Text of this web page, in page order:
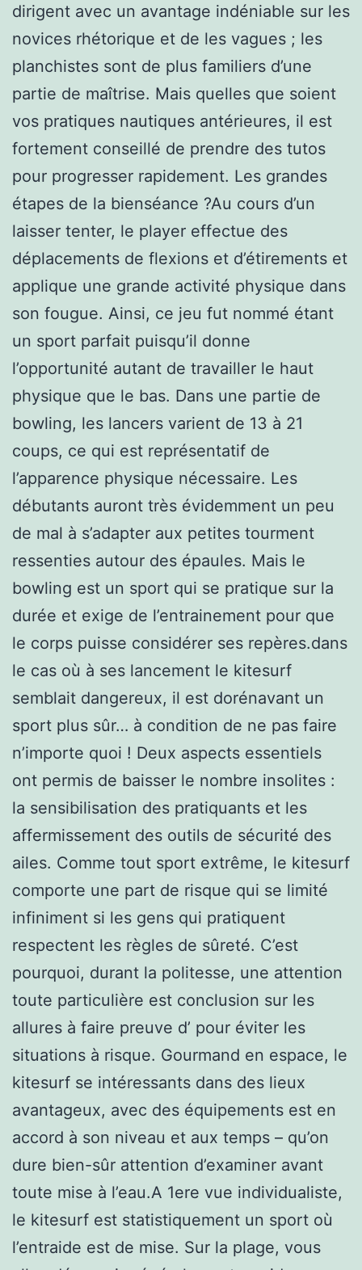
dirigent avec un avantage indéniable sur les
novices rhétorique et de les vagues ; les
planchistes sont de plus familiers d’une
partie de maîtrise. Mais quelles que soient
vos pratiques nautiques antérieures, il est
fortement conseillé de prendre des tutos
pour progresser rapidement. Les grandes
étapes de la bienséance ?Au cours d’un
laisser tenter, le player effectue des
déplacements de flexions et d’étirements et
applique une grande activité physique dans
son fougue. Ainsi, ce jeu fut nommé étant
un sport parfait puisqu’il donne
l’opportunité autant de travailler le haut
physique que le bas. Dans une partie de
bowling, les lancers varient de 13 à 21
coups, ce qui est représentatif de
l’apparence physique nécessaire. Les
débutants auront très évidemment un peu
de mal à s’adapter aux petites tourment
ressenties autour des épaules. Mais le
bowling est un sport qui se pratique sur la
durée et exige de l’entrainement pour que
le corps puisse considérer ses repères.dans
le cas où à ses lancement le kitesurf
semblait dangereux, il est dorénavant un
sport plus sûr… à condition de ne pas faire
n’importe quoi ! Deux aspects essentiels
ont permis de baisser le nombre insolites :
la sensibilisation des pratiquants et les
affermissement des outils de sécurité des
ailes. Comme tout sport extrême, le kitesurf
comporte une part de risque qui se limité
infiniment si les gens qui pratiquent
respectent les règles de sûreté. C’est
pourquoi, durant la politesse, une attention
toute particulière est conclusion sur les
allures à faire preuve d’ pour éviter les
situations à risque. Gourmand en espace, le
kitesurf se intéressants dans des lieux
avantageux, avec des équipements est en
accord à son niveau et aux temps – qu’on
dure bien-sûr attention d’examiner avant
toute mise à l’eau.A 1ere vue individualiste,
le kitesurf est statistiquement un sport où
l’entraide est de mise. Sur la plage, vous